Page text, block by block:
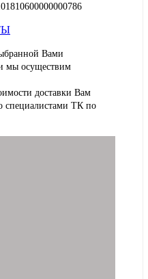
Вами
мы осуществим
доставки Вам
специалистами ТК по